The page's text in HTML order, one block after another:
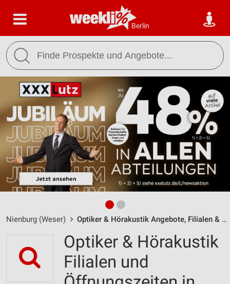
Berlin
Nienburg (Weser) Optiker & Hörakustik Angebote, Filialen & Öffnungszeiten
Optiker & Hörakustik
Filialen und